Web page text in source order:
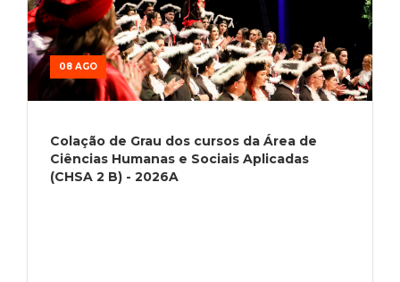
08 AGO
Colação de Grau dos cursos da Área de
Ciências Humanas e Sociais Aplicadas
(CHSA 2 B) - 2026A